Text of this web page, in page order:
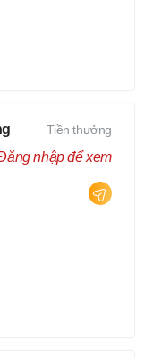
Tiền thưởng
nhập để xem